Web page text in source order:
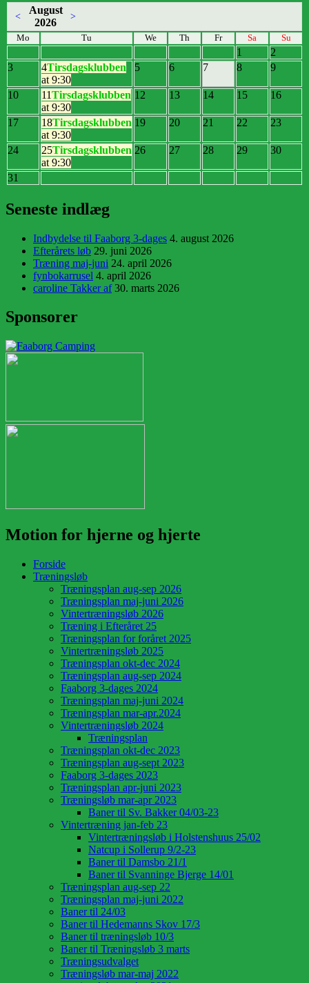
<
August
2026
>
Mo Tu We Th Fr Sa Su
1
2
3
4Tirsdagsklubben
at 9:30
5 6 7 8 9
10 11Tirsdagsklubben
at 9:30
12 13 14 15 16
17 18Tirsdagsklubben
at 9:30
19 20 21 22 23
24 25Tirsdagsklubben
at 9:30
26 27 28 29 30
31
Seneste indlæg
Indbydelse til Faaborg 3-dages 4. august 2026
Efterårets løb 29. juni 2026
Træning maj-juni 24. april 2026
fynbokarrusel 4. april 2026
caroline Takker af 30. marts 2026
Sponsorer
Motion for hjerne og hjerte
Forside
Træningsløb
Træningsplan aug-sep 2026
Træningsplan maj-juni 2026
Vintertræningsløb 2026
Træning i Efteråret 25
Træningsplan for foråret 2025
Vintertræningsløb 2025
Træningsplan okt-dec 2024
Træningsplan aug-sep 2024
Faaborg 3-dages 2024
Træningsplan maj-juni 2024
Træningsplan mar-apr.2024
Vintertræningsløb 2024
Træningsplan
Træningsplan okt-dec 2023
Træningsplan aug-sept 2023
Faaborg 3-dages 2023
Træningsplan apr-juni 2023
Træningsløb mar-apr 2023
Baner til Sv. Bakker 04/03-23
Vintertræning jan-feb 23
Vintertræningsløb i Holstenshuus 25/02
Natcup i Sollerup 9/2-23
Baner til Damsbo 21/1
Baner til Svanninge Bjerge 14/01
Træningsplan aug-sep 22
Træningsplan maj-juni 2022
Baner til 24/03
Baner til Hedemanns Skov 17/3
Baner til træningsløb 10/3
Baner til Træningsløb 3 marts
Træningsudvalget
Træningsløb mar-maj 2022